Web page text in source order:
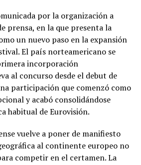
por la organización a
prensa, en la que presenta la
un nuevo paso en la expansión
El país norteamericano se
incorporación
al concurso desde el debut de
participación que comenzó como
y acabó consolidándose
habitual de Eurovisión.
vuelve a poner de manifiesto
al continente europeo no
competir en el certamen. La